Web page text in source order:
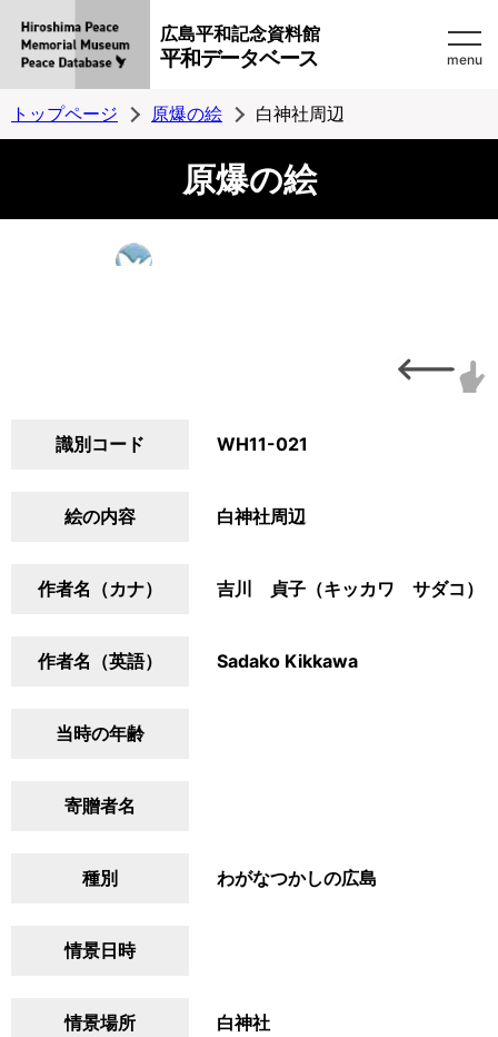
広島平和記念資料館
平和データベース menu
トップページ 原爆の絵 白神社周辺
原爆の絵
識別コード WH11-021
絵の内容 白神社周辺
作者名（カナ） 吉川 貞子（キッカワ サダコ）
作者名（英語） Sadako Kikkawa
当時の年齢
寄贈者名
種別 わがなつかしの広島
情景日時
情景場所 白神社